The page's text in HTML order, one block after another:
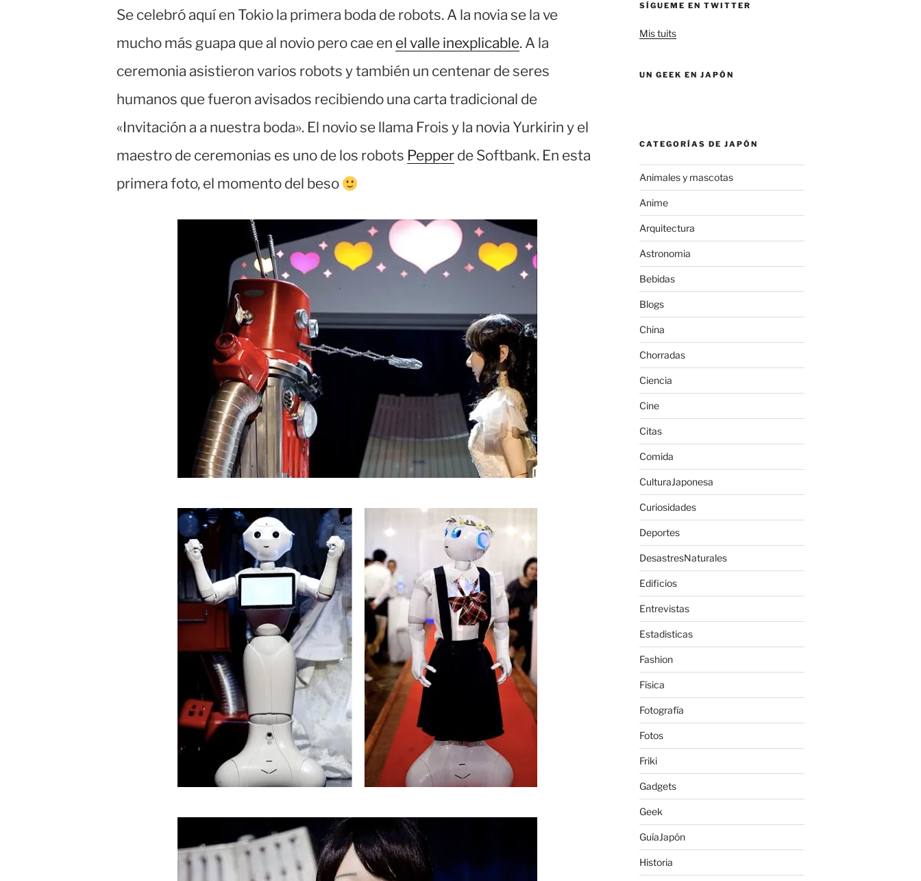
Se celebró aquí en Tokio la primera boda de robots. A la novia se la ve
mucho más guapa que al novio pero cae en el valle inexplicable. A la
ceremonia asistieron varios robots y también un centenar de seres
humanos que fueron avisados recibiendo una carta tradicional de
«Invitación a a nuestra boda». El novio se llama Frois y la novia Yurkirin y el
maestro de ceremonias es uno de los robots Pepper de Softbank. En esta
primera foto, el momento del beso
SÍGUEME EN TWITTER
Mis tuits
UN GEEK EN JAPÓN
CATEGORÍAS DE JAPÓN
Animales y mascotas
Anime
Arquitectura
Astronomia
Bebidas
Blogs
China
Chorradas
Ciencia
Cine
Citas
Comida
CulturaJaponesa
Curiosidades
Deportes
DesastresNaturales
Edificios
Entrevistas
Estadisticas
Fashion
Física
Fotografía
Fotos
Friki
Gadgets
Geek
GuíaJapón
Historia